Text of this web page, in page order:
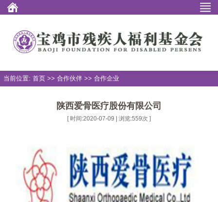
当前位置: 首页 >> 合作伙伴 >> 合作企业
陕西爱骨医疗股份有限公司
[ 时间:2020-07-09 | 浏览:559次 ]